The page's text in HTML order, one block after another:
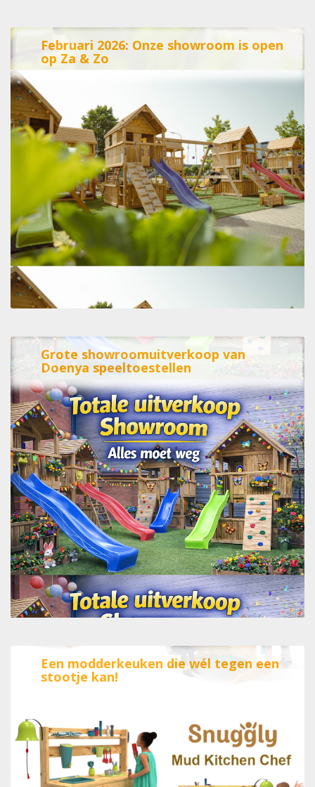
Februari 2026: Onze showroom is open
op Za & Zo
Grote showroomuitverkoop van
Doenya speeltoestellen
Een modderkeuken die wél tegen een
stootje kan!